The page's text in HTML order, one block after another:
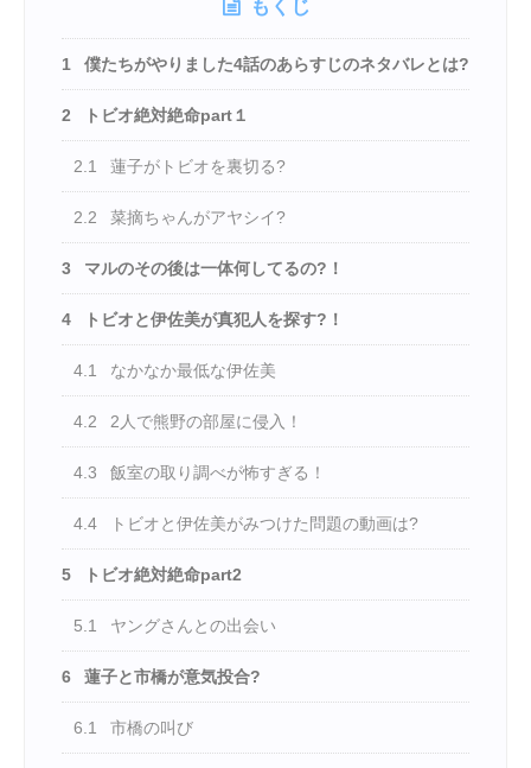
もくじ
1 僕たちがやりました4話のあらすじのネタバレとは?
2 トビオ絶対絶命part１
2.1 蓮子がトビオを裏切る?
2.2 菜摘ちゃんがアヤシイ?
3 マルのその後は一体何してるの?！
4 トビオと伊佐美が真犯人を探す?！
4.1 なかなか最低な伊佐美
4.2 2人で熊野の部屋に侵入！
4.3 飯室の取り調べが怖すぎる！
4.4 トビオと伊佐美がみつけた問題の動画は?
5 トビオ絶対絶命part2
5.1 ヤングさんとの出会い
6 蓮子と市橋が意気投合?
6.1 市橋の叫び